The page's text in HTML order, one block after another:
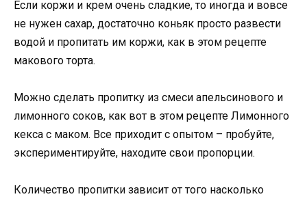
Если коржи и крем очень сладкие, то иногда и вовсе
не нужен сахар, достаточно коньяк просто развести
водой и пропитать им коржи, как в этом рецепте
макового торта.
Можно сделать пропитку из смеси апельсинового и
лимонного соков, как вот в этом рецепте Лимонного
кекса с маком. Все приходит с опытом – пробуйте,
экспериментируйте, находите свои пропорции.
Количество пропитки зависит от того насколько